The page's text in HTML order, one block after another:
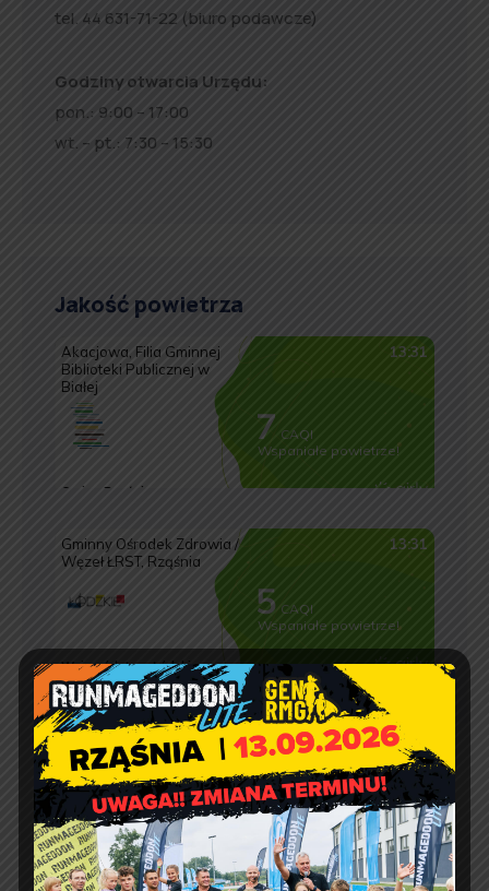
tel. 44 631-71-22 (biuro podawcze)
Godziny otwarcia Urzędu:
pon.: 9:00 – 17:00
wt. – pt.: 7:30 – 15:30
Jakość powietrza